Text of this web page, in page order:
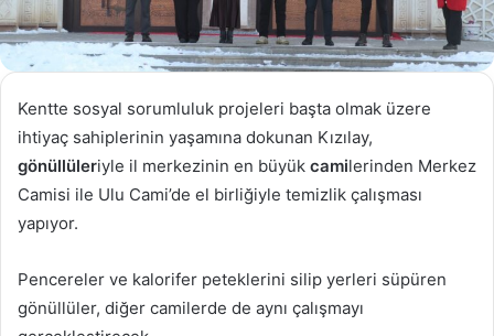
Kentte sosyal sorumluluk projeleri başta olmak üzere
ihtiyaç sahiplerinin yaşamına dokunan Kızılay,
gönüllüleriyle il merkezinin en büyük camilerinden Merkez
Camisi ile Ulu Cami’de el birliğiyle temizlik çalışması
yapıyor.
Pencereler ve kalorifer peteklerini silip yerleri süpüren
gönüllüler, diğer camilerde de aynı çalışmayı